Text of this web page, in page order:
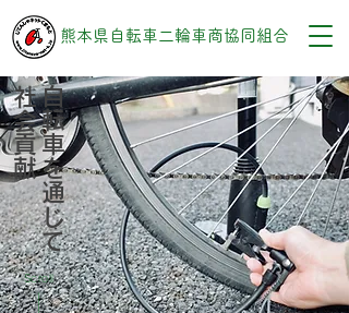
熊本県自転車二輪車商協同組合
自
転
車
を
通
じ
て
社
会
貢
献
Scroll